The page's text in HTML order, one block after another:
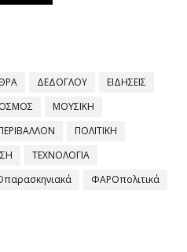
ΔΕΔΟΓΛΟΥ
ΕΙΔΗΣΕΙΣ
ΜΟΥΣΙΚΗ
ΠΟΛΙΤΙΚΗ
ΤΕΧΝΟΛΟΓΙΑ
ΦΑΡΟπολιτικά